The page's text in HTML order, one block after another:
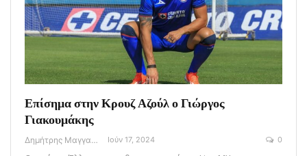
Επίσημα στην Κρουζ Αζούλ ο Γιώργος
Γιακουμάκης
Δημήτρης Μαγγανάρης Ιούν 17, 2024 0